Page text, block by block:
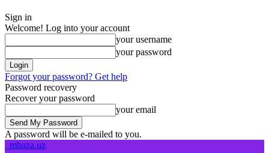
Sign in
Welcome! Log into your account
your username
your password
Forgot your password? Get help
Password recovery
Recover your password
your email
A password will be e-mailed to you.
mbaza.uz